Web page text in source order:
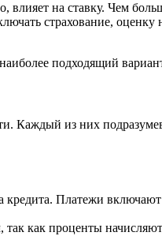
влияет на ставку. Чем
страхование,
подходящий
Каждый из них
кредита. Платежи
как проценты